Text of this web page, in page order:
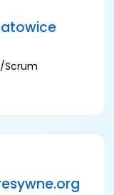
Scrum